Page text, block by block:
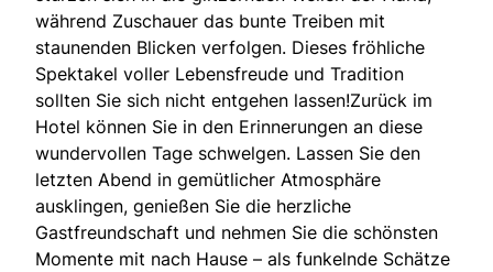
während Zuschauer das bunte Treiben mit
staunenden Blicken verfolgen. Dieses fröhliche
Spektakel voller Lebensfreude und Tradition
sollten Sie sich nicht entgehen lassen!Zurück im
Hotel können Sie in den Erinnerungen an diese
wundervollen Tage schwelgen. Lassen Sie den
letzten Abend in gemütlicher Atmosphäre
ausklingen, genießen Sie die herzliche
Gastfreundschaft und nehmen Sie die schönsten
Momente mit nach Hause – als funkelnde Schätze